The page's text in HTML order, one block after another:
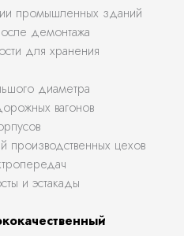
промышленных зданий
демонтажа
для хранения
диаметра
вагонов
цехов
и эстакады